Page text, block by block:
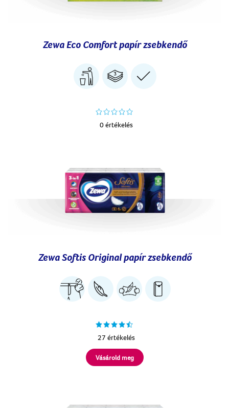
Zewa Eco Comfort papír zsebkendő
0 értékelés
Zewa Softis Original papír zsebkendő
27 értékelés
Vásárold meg